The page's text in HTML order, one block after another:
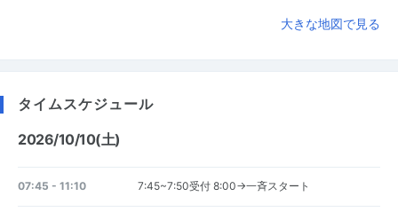
大きな地図で見る
タイムスケジュール
2026/10/10(土)
07:45 - 11:10 7:45~7:50受付 8:00→一斉スタート